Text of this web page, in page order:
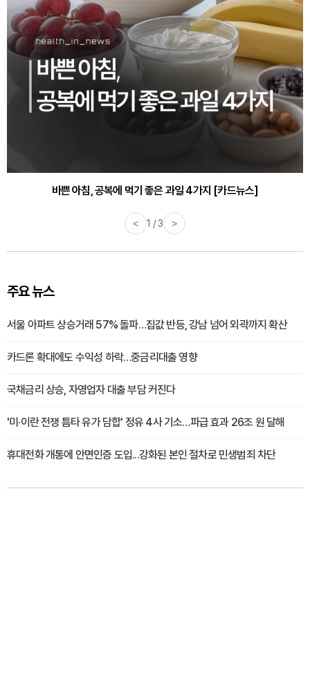
바쁜 아침, 공복에 먹기 좋은 과일 4가지 [카드뉴스]
< 1 / 3 >
주요 뉴스
서울 아파트 상승거래 57% 돌파…집값 반등, 강남 넘어 외곽까지 확산
카드론 확대에도 수익성 하락…중금리대출 영향
국채금리 상승, 자영업자 대출 부담 커진다
'미·이란 전쟁 틈타 유가 담합' 정유 4사 기소…파급 효과 26조 원 달해
휴대전화 개통에 안면인증 도입...강화된 본인 절차로 민생범죄 차단